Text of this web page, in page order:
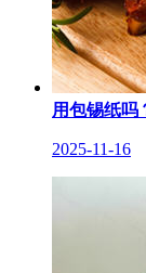
用包锡纸吗
2025-11-16